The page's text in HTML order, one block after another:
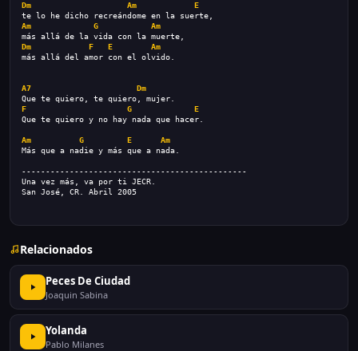
Dm
Am
E
te lo he dicho recreándome en la suerte,
Am
G
Am
más allá de la vida con la muerte,
Dm
F E
Am
más allá del amor con el olvido.
A7
Dm
Que te quiero, te quiero, mujer.
F
G
E
Que te quiero y no hay nada que hacer.
Am G E
Am
Más que a nadie y más que a nada.
-----------------------------------------------
Una vez más, va por ti JECR.
San José, CR. Abril 2005
Relacionados
Peces De Ciudad
Joaquin Sabina
Yolanda
Pablo Milanes